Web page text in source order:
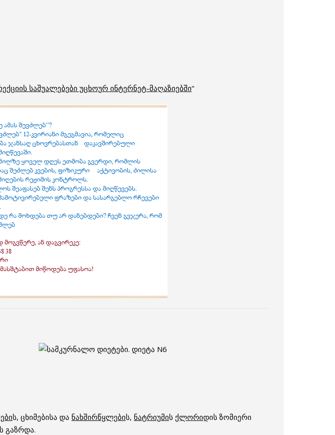
საშუალებები უცხოურ ინტერნეტ-მაღაზიებში“
ს, ცხიმებისა და ნახშირწყლების, ნატრიუმის ქლორიდის ზომიერი
გაზრდა.